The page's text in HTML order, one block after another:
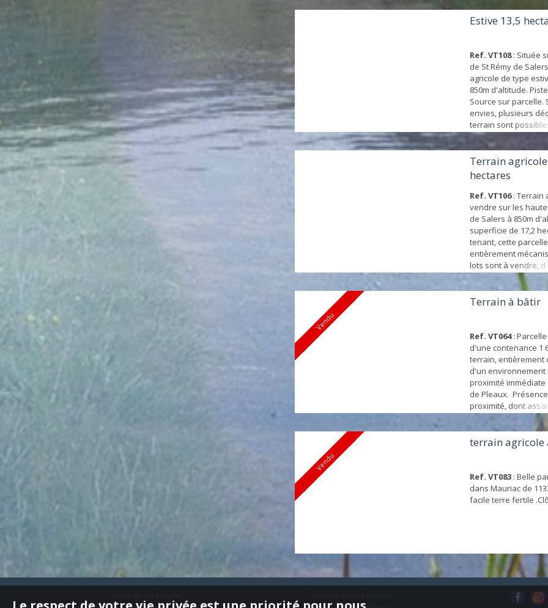
Estive 13,5
Ref. VT108: Située
de St Rémy de
agricole de type
850m d'altitude.
Source sur parcelle.
envies, plusieurs
terrain sont
Terrain
hectares
Ref. VT106: Terrain
vendre sur les
de Salers à 850m
superficie de 17,2
tenant, cette
entièrement
lots sont à vendre,
découpages sont
Présence d'un
communal à
Vendu
Terrain à bâtir
Ref. VT064: Parcelle
d'une contenance 1
terrain, entièrement
d'un environnement
proximité immédiate
de Pleaux.
proximité, dont
Vendu
terrain agricole
Ref. VT083 : Belle
dans Mauriac de
facile terre fertile